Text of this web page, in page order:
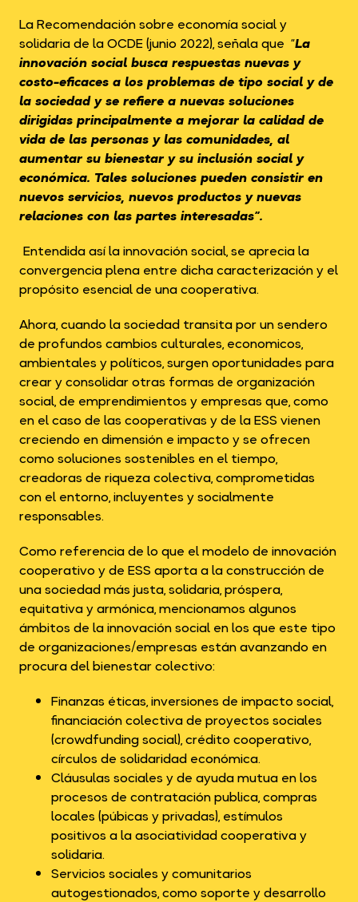
La Recomendación sobre economía social y
solidaria de la OCDE (junio 2022), señala que “La
innovación social busca respuestas nuevas y
costo-eficaces a los problemas de tipo social y de
la sociedad y se refiere a nuevas soluciones
dirigidas principalmente a mejorar la calidad de
vida de las personas y las comunidades, al
aumentar su bienestar y su inclusión social y
económica. Tales soluciones pueden consistir en
nuevos servicios, nuevos productos y nuevas
relaciones con las partes interesadas”.
Entendida así la innovación social, se aprecia la
convergencia plena entre dicha caracterización y el
propósito esencial de una cooperativa.
Ahora, cuando la sociedad transita por un sendero
de profundos cambios culturales, economicos,
ambientales y políticos, surgen oportunidades para
crear y consolidar otras formas de organización
social, de emprendimientos y empresas que, como
en el caso de las cooperativas y de la ESS vienen
creciendo en dimensión e impacto y se ofrecen
como soluciones sostenibles en el tiempo,
creadoras de riqueza colectiva, comprometidas
con el entorno, incluyentes y socialmente
responsables.
Como referencia de lo que el modelo de innovación
cooperativo y de ESS aporta a la construcción de
una sociedad más justa, solidaria, próspera,
equitativa y armónica, mencionamos algunos
ámbitos de la innovación social en los que este tipo
de organizaciones/empresas están avanzando en
procura del bienestar colectivo:
Finanzas éticas, inversiones de impacto social,
financiación colectiva de proyectos sociales
(crowdfunding social), crédito cooperativo,
círculos de solidaridad económica.
Cláusulas sociales y de ayuda mutua en los
procesos de contratación publica, compras
locales (púbicas y privadas), estímulos
positivos a la asociatividad cooperativa y
solidaria.
Servicios sociales y comunitarios
autogestionados, como soporte y desarrollo